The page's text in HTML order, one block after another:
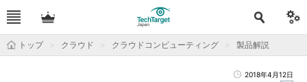
トップ クラウド クラウドコンピューティング 製品解説
2018年4月12日